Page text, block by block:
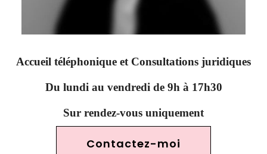
Accueil téléphonique et Consultations juridiques
Du lundi au vendredi de 9h à 17h30
Sur rendez-vous uniquement
Contactez-moi